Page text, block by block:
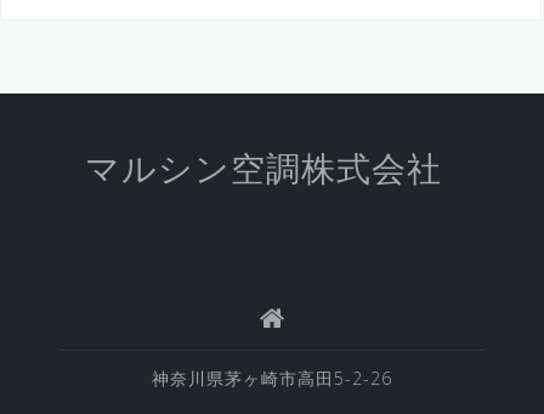
マルシン空調株式会社
神奈川県茅ヶ崎市高田5-2-26